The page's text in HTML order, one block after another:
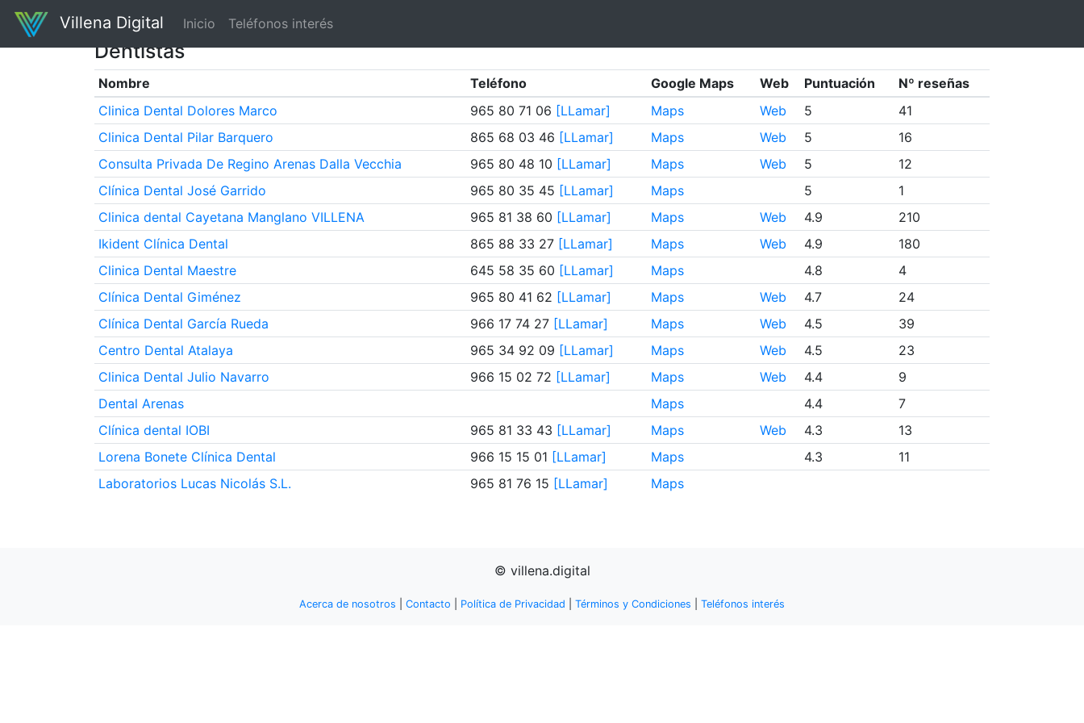
Villena Digital Inicio Teléfonos interés
Dentistas
Nombre Teléfono Google Maps Web Puntuación
Nº reseñas
Clinica Dental Dolores Marco
965 80 71 06 [LLamar] Maps Web 5
41
Clinica Dental Pilar Barquero
865 68 03 46 [LLamar] Maps Web 5
16
Consulta Privada De Regino Arenas Dalla Vecchia
965 80 48 10 [LLamar] Maps Web 5
12
Clínica Dental José Garrido
965 80 35 45 [LLamar] Maps 5
1
Clinica dental Cayetana Manglano VILLENA
965 81 38 60 [LLamar] Maps Web 4.9
210
Ikident Clínica Dental
865 88 33 27 [LLamar] Maps Web 4.9
180
Clinica Dental Maestre
645 58 35 60 [LLamar] Maps 4.8
4
Clínica Dental Giménez
965 80 41 62 [LLamar] Maps Web 4.7
24
Clínica Dental García Rueda
966 17 74 27 [LLamar] Maps Web 4.5
39
Centro Dental Atalaya
965 34 92 09 [LLamar] Maps Web 4.5
23
Clinica Dental Julio Navarro
966 15 02 72 [LLamar] Maps Web 4.4
9
Dental Arenas
Maps 4.4
7
Clínica dental IOBI
965 81 33 43 [LLamar] Maps Web 4.3
13
Lorena Bonete Clínica Dental
966 15 15 01 [LLamar] Maps 4.3
11
Laboratorios Lucas Nicolás S.L.
965 81 76 15 [LLamar] Maps
© villena.digital
Acerca de nosotros Contacto Política de Privacidad Términos y Condiciones Teléfonos interés